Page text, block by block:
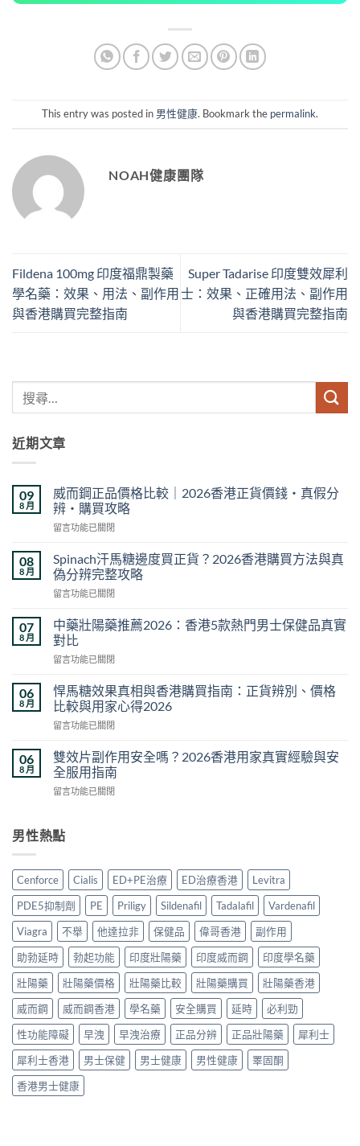
This entry was posted in 男性健康. Bookmark the permalink.
NOAH健康團隊
Fildena 100mg 印度福鼎製藥
學名藥：效果、用法、副作用
與香港購買完整指南
Super Tadarise 印度雙效犀利
士：效果、正確用法、副作用
與香港購買完整指南
近期文章
09
8 月
威而鋼正品價格比較｜2026香港正貨價錢・真假分
辨・購買攻略
在
而
鋼
正
品
格
比
較
｜
香
港
貨
錢・
真
假
購
買
略〉
中
留言功能已關閉
08
8 月
Spinach汗馬糖邊度買正貨？2026香港購買方法與真
偽分辨完整攻略
在
汗
馬
糖
邊
買
正
貨？
2026
港
購
方
真
辨
完
整
攻
略〉
中
留言功能已關閉
07
8 月
中藥壯陽藥推薦2026：香港5款熱門男士保健品真實
對比
在
藥
壯
陽
藥
薦
2026：
香
港
熱
士
保
健
品
實
對
比〉
留言功能已關閉
06
8 月
悍馬糖效果真相與香港購買指南：正貨辨別、價格
比較與用家心得2026
在
馬
糖
效
果
與
買
指
南：
貨
辨
別、
格
較
與
用
家
心
得
留言功能已關閉
06
8 月
雙效片副作用安全嗎？2026香港用家真實經驗與安
全服用指南
在
片
副
用
安
全
嗎？
2026
香
港
用
真
經
驗
與
安
全
服
留言功能已關閉
男性熱點
Cenforce Cialis ED+PE治療 ED治療香港
Levitra
PDE5抑制劑
PE Priligy Sildenafil Tadalafil
Vardenafil
Viagra
不舉 他達拉非 保健品 偉哥香港
副作用
助勃延時
勃起功能 印度壯陽藥 印度威而鋼
印度學名藥
壯陽藥
壯陽藥價格 壯陽藥比較 壯陽藥購買
壯陽藥香港
威而鋼
威而鋼香港 學名藥 安全購買 延時
必利勁
性功能障礙
早洩 早洩治療 正品分辨 正品壯陽藥
犀利士
犀利士香港
男士保健 男士健康 男性健康
睪固酮
香港男士健康